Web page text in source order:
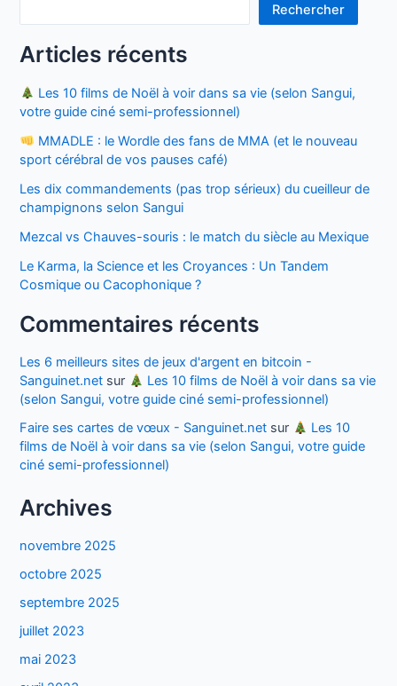
Rechercher
Articles récents
Les 10 films de Noël à voir dans sa vie (selon Sangui,
votre guide ciné semi-professionnel)
MMADLE : le Wordle des fans de MMA (et le nouveau
sport cérébral de vos pauses café)
Les dix commandements (pas trop sérieux) du cueilleur de
champignons selon Sangui
Mezcal vs Chauves-souris : le match du siècle au Mexique
Le Karma, la Science et les Croyances : Un Tandem
Cosmique ou Cacophonique ?
Commentaires récents
Les 6 meilleurs sites de jeux d'argent en bitcoin -
Sanguinet.net sur
Les 10 films de Noël à voir dans sa vie
(selon Sangui, votre guide ciné semi-professionnel)
Faire ses cartes de vœux - Sanguinet.net sur
Les 10
films de Noël à voir dans sa vie (selon Sangui, votre guide
ciné semi-professionnel)
Archives
novembre 2025
octobre 2025
septembre 2025
juillet 2023
mai 2023